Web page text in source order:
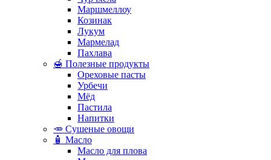
Маршмеллоу
Козинак
Лукум
Мармелад
Пахлава
🍯 Полезные продукты
Ореховые пасты
Урбечи
Мёд
Пастила
Напитки
🥕 Сушеные овощи
🧴 Масло
Масло для плова